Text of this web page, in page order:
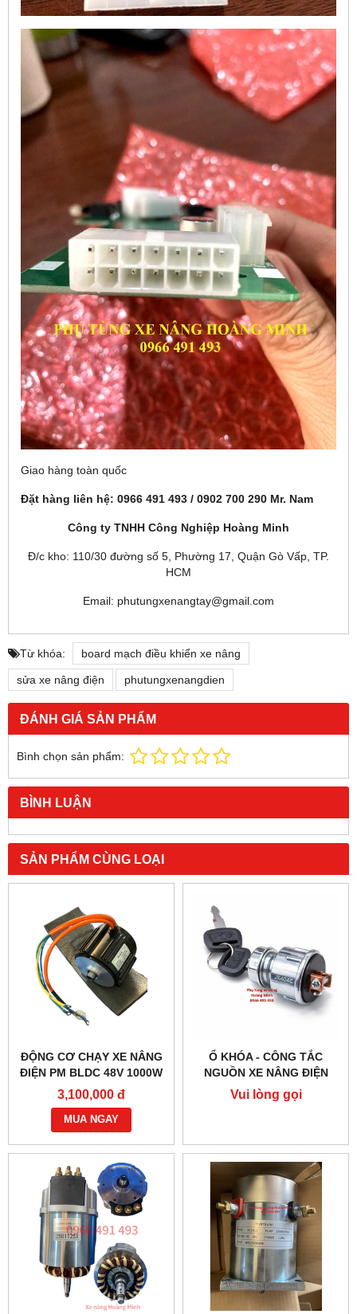
Giao hàng toàn quốc
Đặt hàng liên hệ: 0966 491 493 / 0902 700 290 Mr. Nam
Công ty TNHH Công Nghiệp Hoàng Minh
Đ/c kho: 110/30 đường số 5, Phường 17, Quận Gò Vấp, TP.
HCM
Email: phutungxenangtay@gmail.com
Từ khóa: board mạch điều khiển xe nâng
sửa xe nâng điện phutungxenangdien
ĐÁNH GIÁ SẢN PHẨM
Bình chọn sản phẩm:
BÌNH LUẬN
SẢN PHẨM CÙNG LOẠI
ĐỘNG CƠ CHẠY XE NÂNG
ĐIỆN PM BLDC 48V 1000W
– HIỆU SUẤT CAO
3,100,000 đ
MUA NGAY
Ổ KHÓA - CÔNG TẮC
NGUỒN XE NÂNG ĐIỆN
JK404C-1
Vui lòng gọi